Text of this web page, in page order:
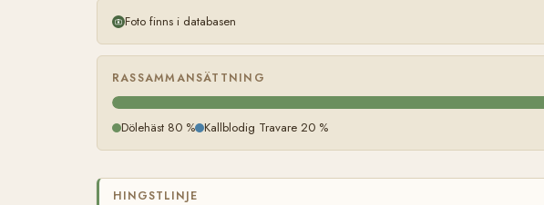
Foto finns i databasen
RASSAMMANSÄTTNING
Dölehäst 80 % Kallblodig Travare 20 %
HINGSTLINJE